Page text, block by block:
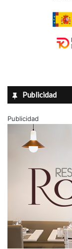
Publicidad
Publicidad